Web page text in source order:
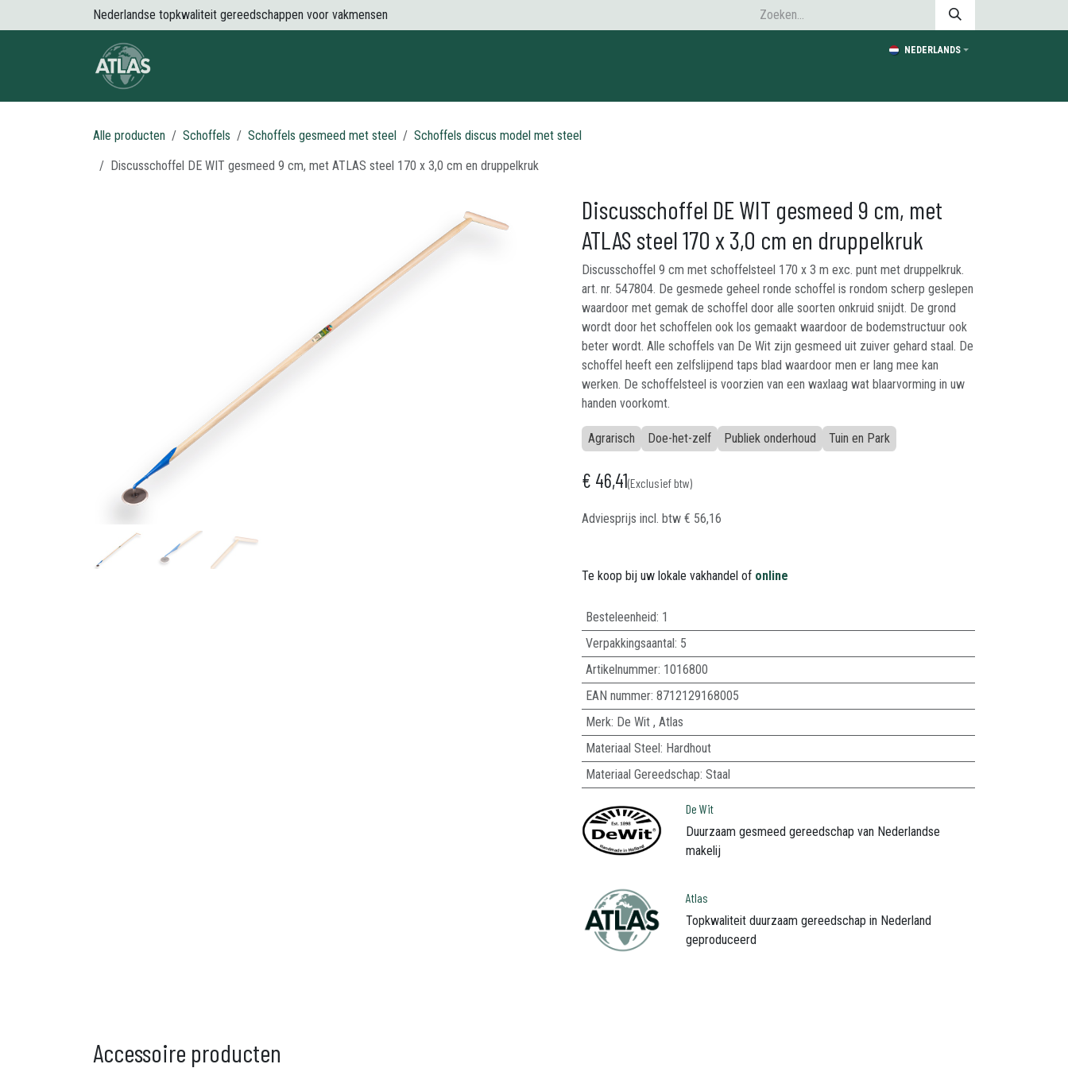
Overslaan naar inhoudNederlandse topkwaliteit gereedschappen voor vakmensen
NEDERLANDS
Alle producten Schoffels Schoffels gesmeed met steel
Schoffels discus model met steel
Discusschoffel DE WIT gesmeed 9 cm, met ATLAS steel 170 x 3,0 cm en druppelkruk
Discusschoffel DE WIT gesmeed 9 cm, met
ATLAS steel 170 x 3,0 cm en druppelkruk
Discusschoffel 9 cm met schoffelsteel 170 x 3 m exc. punt met druppelkruk.
art. nr. 547804. De gesmede geheel ronde schoffel is rondom scherp geslepen
waardoor met gemak de schoffel door alle soorten onkruid snijdt. De grond
wordt door het schoffelen ook los gemaakt waardoor de bodemstructuur ook
beter wordt. Alle schoffels van De Wit zijn gesmeed uit zuiver gehard staal. De
schoffel heeft een zelfslijpend taps blad waardoor men er lang mee kan
werken. De schoffelsteel is voorzien van een waxlaag wat blaarvorming in uw
handen voorkomt.
Agrarisch Doe-het-zelf Publiek onderhoud Tuin en Park
€ 46,41(Exclusief btw)
Adviesprijs incl. btw € 56,16
Te koop bij uw lokale vakhandel of online
Besteleenheid: 1
Verpakkingsaantal: 5
Artikelnummer: 1016800
EAN nummer: 8712129168005
Merk: De Wit, Atlas
Materiaal Steel: Hardhout
Materiaal Gereedschap: Staal
De Wit
Duurzaam gesmeed gereedschap van Nederlandse
makelij
Atlas
Topkwaliteit duurzaam gereedschap in Nederland
geproduceerd
Accessoire producten